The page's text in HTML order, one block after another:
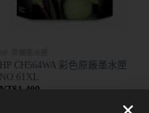
HP CH564WA 彩色原廠墨水匣
NO.61XL
NT$1,400